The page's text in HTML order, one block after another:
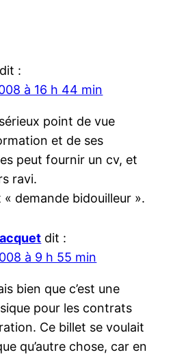
dit :
à 16 h 44 min
point de vue
et de ses
peut fournir un cv, et
ravi.
« demande bidouilleur ».
dit :
à 9 h 55 min
bien que c’est une
pour les contrats
Ce billet se voulait
qu’autre chose, car en